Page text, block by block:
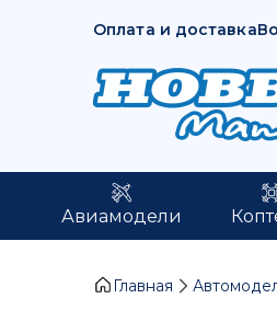
Оплата и доставка
Авиамодели
Главная